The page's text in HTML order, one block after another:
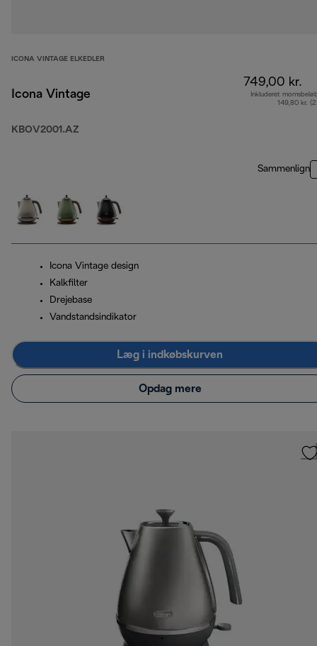
ICONA VINTAGE ELKEDLER
Icona Vintage
KBOV2001.AZ
749,00 kr.
Inkluderet
149,80 kr.
Sammenlign
Icona Vintage design
Kalkfilter
Drejebase
Vandstandsindikator
Læg i indkøbskurven
Opdag mere